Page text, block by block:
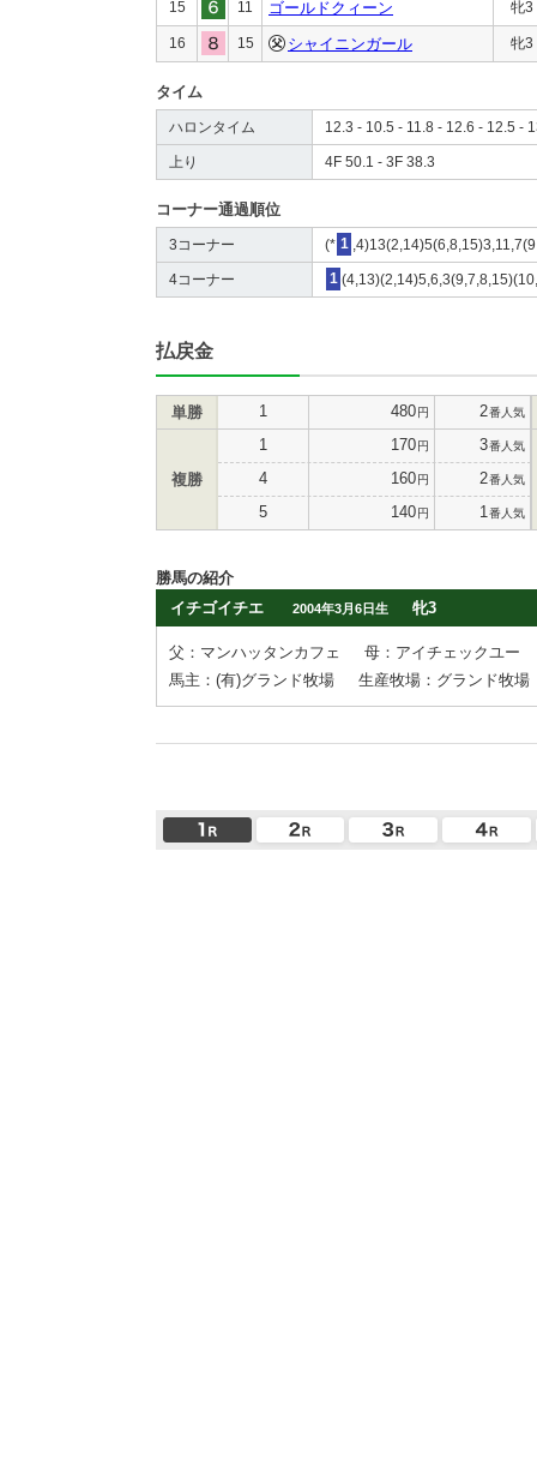
15 11 ゴールドクィーン 牝3
16 15 シャイニンガール 牝3
タイム
ハロンタイム 12.3 - 10.5 - 11.8 - 12.6 - 12.5 -
上り 4F 50.1 - 3F 38.3
コーナー通過順位
3コーナー (* 1
4コーナー 1
払戻金
単勝 1 480円 2番人気
複勝
1 170円 3番人気
4 160円 2番人気
5 140円 1 番人気
勝馬の紹介
イチゴイチエ
2004年3月6日生 牝3
父：マンハッタンカフェ
母：アイチェックユー
馬主：(有)グランド牧場
生産牧場：グランド牧場